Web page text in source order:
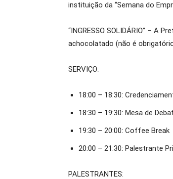
instituição da “Semana do
“INGRESSO SOLIDÁRIO” – A
achocolatado (não é
SERVIÇO:
18:00 – 18:30:
18:30 – 19:30: Mesa de
19:30 – 20:00: Coffee Break
20:00 – 21:30: Palestrante
PALESTRANTES: